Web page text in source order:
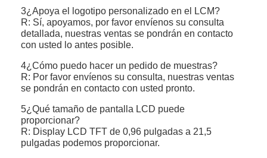
3¿Apoya el logotipo personalizado en el LCM?
R: Sí, apoyamos, por favor envíenos su consulta
detallada, nuestras ventas se pondrán en contacto
con usted lo antes posible.
4¿Cómo puedo hacer un pedido de muestras?
R: Por favor envíenos su consulta, nuestras ventas
se pondrán en contacto con usted pronto.
5¿Qué tamaño de pantalla LCD puede
proporcionar?
R: Display LCD TFT de 0,96 pulgadas a 21,5
pulgadas podemos proporcionar.